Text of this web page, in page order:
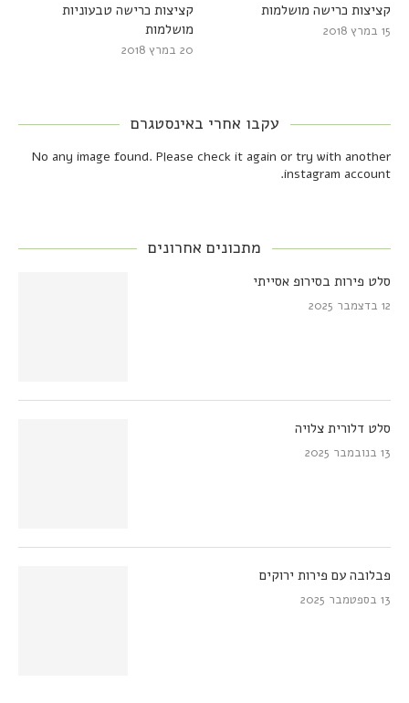
קציצות כרישה טבעוניות
מושלמות
20 במרץ 2018
קציצות כרישה מושלמות
15 במרץ 2018
עקבו אחרי באינסטגרם
No any image found. Please check it again or try with another
instagram account.
מתכונים אחרונים
סלט פירות בסירופ אסייתי
12 בדצמבר 2025
סלט דלורית צלויה
13 בנובמבר 2025
פבלובה עם פירות ירוקים
13 בספטמבר 2025